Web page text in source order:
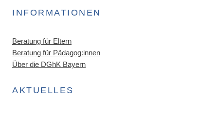
INFORMATIONEN
Beratung für Eltern
Beratung für Pädagog:innen
Über die DGhK Bayern
AKTUELLES